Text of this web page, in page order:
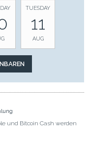
TUESDAY
11
AUG
und Bitcoin Cash werden